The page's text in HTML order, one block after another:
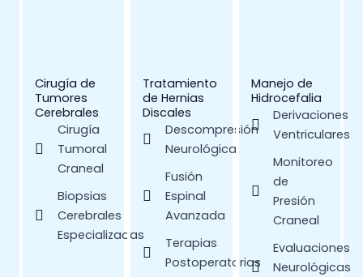
Cirugía de
Tumores
Cerebrales
Cirugía
Tumoral
Craneal
Biopsias
Cerebrales
Especializadas
Tratamiento
de Hernias
Discales
Descompresión
Neurológica
Fusión
Espinal
Avanzada
Terapias
Postoperatorias
Manejo de
Hidrocefalia
Derivaciones
Ventriculares
Monitoreo
de
Presión
Craneal
Evaluaciones
Neurológicas